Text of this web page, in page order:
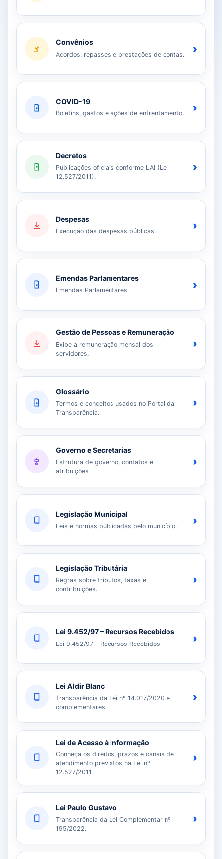
Convênios
Acordos, repasses e prestações de contas. ›
COVID-19
Boletins, gastos e ações de enfrentamento. ›
Decretos
Publicações oficiais conforme LAI (Lei
12.527/2011).
›
Despesas
Execução das despesas públicas. ›
Emendas Parlamentares
Emendas Parlamentares ›
Gestão de Pessoas e Remuneração
Exibe a remuneração mensal dos
servidores.
›
Glossário
Termos e conceitos usados no Portal da
Transparência.
›
Governo e Secretarias
Estrutura de governo, contatos e
atribuições
›
Legislação Municipal
Leis e normas publicadas pelo município. ›
Legislação Tributária
Regras sobre tributos, taxas e
contribuições.
›
Lei 9.452/97 – Recursos Recebidos
Lei 9.452/97 – Recursos Recebidos ›
Lei Aldir Blanc
Transparência da Lei nº 14.017/2020 e
complementares.
›
Lei de Acesso à Informação
Conheça os direitos, prazos e canais de
atendimento previstos na Lei nº
12.527/2011.
›
Lei Paulo Gustavo
Transparência da Lei Complementar nº
195/2022.
›